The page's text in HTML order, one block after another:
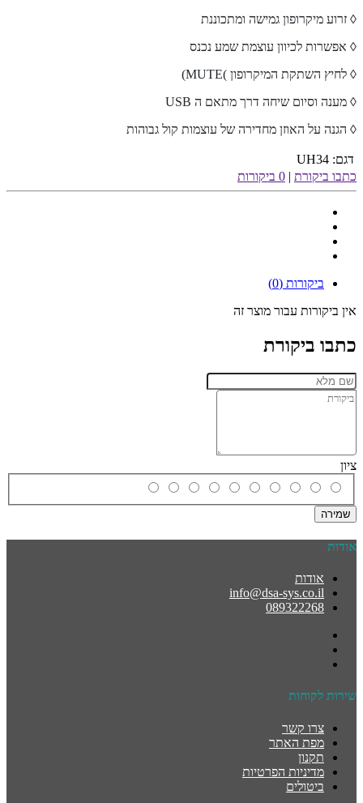
◊ זרוע מיקרופון גמישה ומתכוננת
◊ אפשרות לכיוון עוצמת שמע נכנס
◊ לחיץ השתקת המיקרופון )MUTE)
◊ מענה וסיום שיחה דרך מתאם ה USB
◊ הגנה על האוזן מחדירה של עוצמות קול גבוהות
דגם: UH34
כתבו ביקורת | 0 ביקורות
ביקורות (0)
אין ביקורות עבור מוצר זה
כתבו ביקורת
ציון
שמירה
אודות
אודות
info@dsa-sys.co.il
089322268
שירות לקוחות
צרו קשר
מפת האתר
תקנון
מדיניות הפרטיות
ביטולים